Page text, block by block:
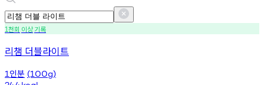
1천회 이상기록
리챔 더블라이트
1 인분 (100g)